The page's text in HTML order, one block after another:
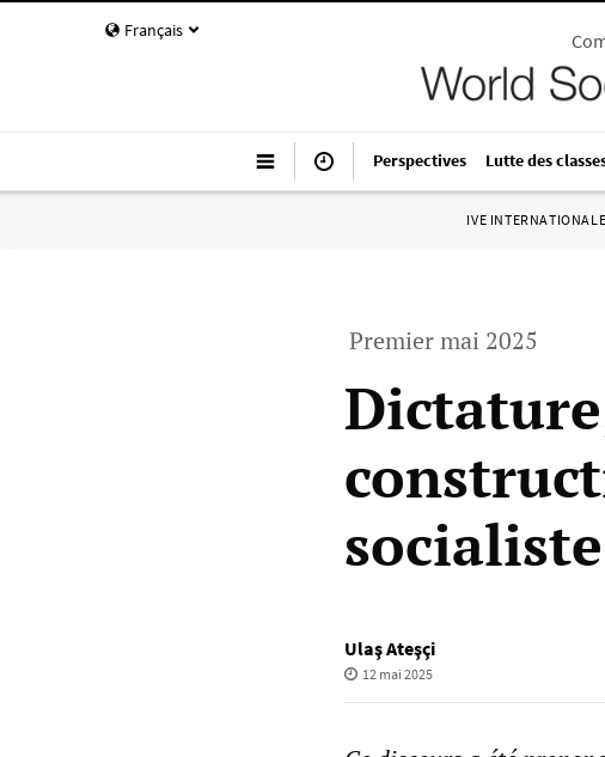
Français
Perspectives Lutte des
IVE INTERNATIONALE
Premier mai 2025
Ulaş Ateşçi
12 mai 2025